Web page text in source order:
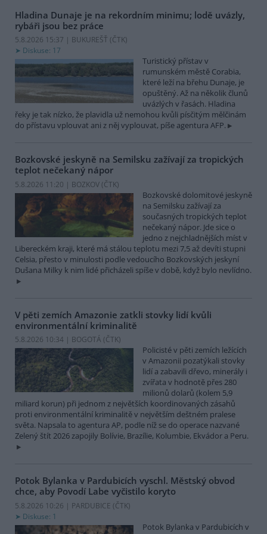
Hladina Dunaje je na rekordním minimu; lodě uvázly,
rybáři jsou bez práce
5.8.2026 15:37 | BUKUREŠŤ (ČTK)
Diskuse: 17
Turistický přístav v
rumunském městě Corabia,
které leží na břehu Dunaje, je
opuštěný. Až na několik člunů
uvázlých v řasách. Hladina
řeky je tak nízko, že plavidla už nemohou kvůli písčitým mělčinám
do přístavu vplouvat ani z něj vyplouvat, píše agentura AFP.
Bozkovské jeskyně na Semilsku zažívají za tropických
teplot nečekaný nápor
5.8.2026 11:20 | BOZKOV (ČTK)
Bozkovské dolomitové jeskyně
na Semilsku zažívají za
současných tropických teplot
nečekaný nápor. Jde sice o
jedno z nejchladnějších míst v
Libereckém kraji, které má stálou teplotu mezi 7,5 až devíti stupni
Celsia, přesto v minulosti podle vedoucího Bozkovských jeskyní
Dušana Milky k nim lidé přicházeli spíše v době, když bylo nevlídno.
V pěti zemích Amazonie zatkli stovky lidí kvůli
environmentální kriminalitě
5.8.2026 10:34 | BOGOTÁ (ČTK)
Policisté v pěti zemích ležících
v Amazonii pozatýkali stovky
lidí a zabavili dřevo, minerály i
zvířata v hodnotě přes 280
milionů dolarů (kolem 5,9
miliard korun) při jednom z největších koordinovaných zásahů
proti environmentální kriminalitě v největším deštném pralese
světa. Napsala to agentura AP, podle níž se do operace nazvané
Zelený štít 2026 zapojily Bolívie, Brazílie, Kolumbie, Ekvádor a Peru.
Potok Bylanka v Pardubicích vyschl. Městský obvod
chce, aby Povodí Labe vyčistilo koryto
5.8.2026 10:26 | PARDUBICE (ČTK)
Diskuse: 1
Potok Bylanka v Pardubicích v